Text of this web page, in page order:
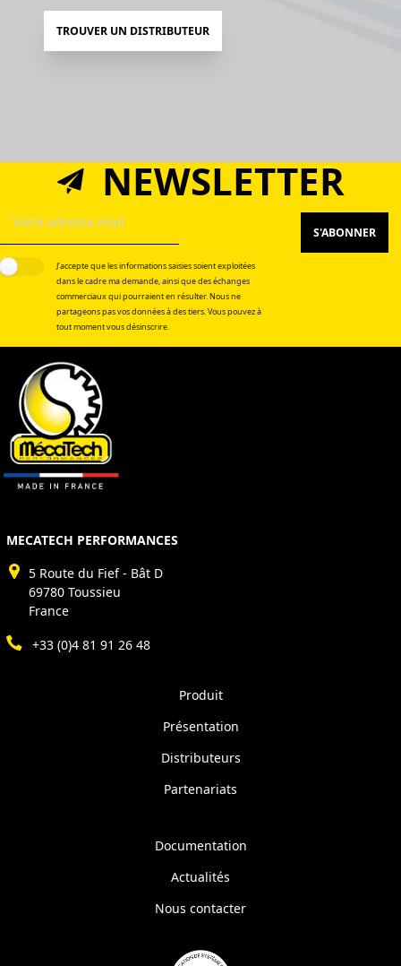
TROUVER UN DISTRIBUTEUR
NEWSLETTER
J’accepte que les informations saisies soient exploitées
dans le cadre ma demande, ainsi que des échanges
commerciaux qui pourraient en résulter. Nous ne
partageons pas vos données à des tiers. Vous pouvez à
tout moment vous désinscrire.
S'ABONNER
MECATECH PERFORMANCES
5 Route du Fief - Bât D
69780 Toussieu
France
+33 (0)4 81 91 26 48
Produit
Présentation
Distributeurs
Partenariats
Documentation
Actualités
Nous contacter